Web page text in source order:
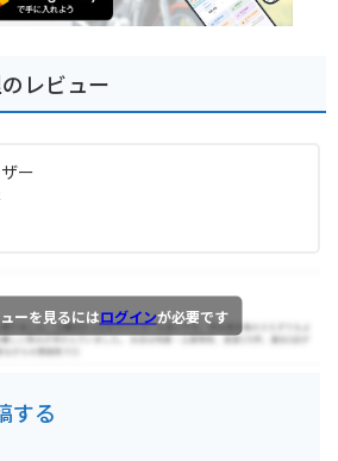
レビュー
ー
ーを見るにはログインが必要です
する